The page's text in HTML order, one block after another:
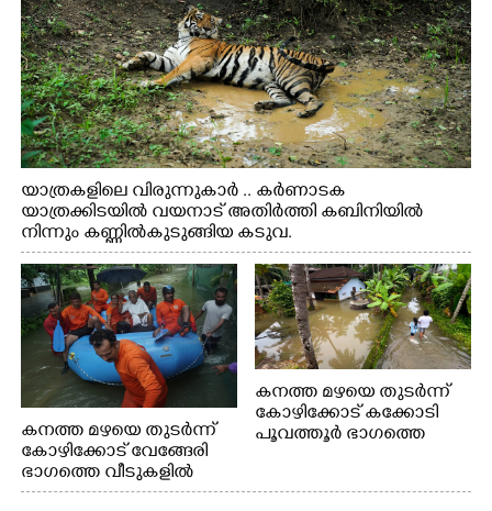
യാത്രകളിലെ വിരുന്നുകാർ .. കർണാടക
യാത്രക്കിടയിൽ വയനാട് അതിർത്തി കബിനിയിൽ
നിന്നും കണ്ണിൽകുടുങ്ങിയ കടുവ.
കനത്ത മഴയെ തുടർന്ന്
കോഴിക്കോട് വേങ്ങേരി
ഭാഗത്തെ വീടുകളിൽ
വെള്ളം
കനത്ത മഴയെ തുടർന്ന്
കോഴിക്കോട് കക്കോടി
പൂവത്തൂർ ഭാഗത്തെ